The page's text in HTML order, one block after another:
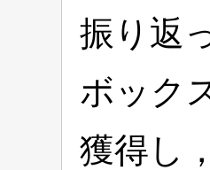
振り返
ボック
獲得し